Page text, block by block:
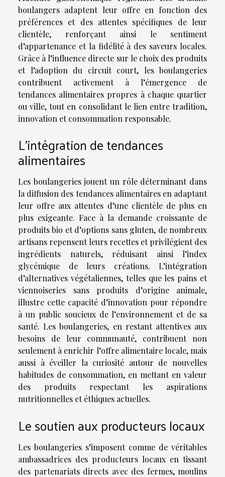
boulangers adaptent leur offre en fonction des
préférences et des attentes spécifiques de leur
clientèle, renforçant ainsi le sentiment
d’appartenance et la fidélité à des saveurs locales.
Grâce à l’influence directe sur le choix des produits
et l’adoption du circuit court, les boulangeries
contribuent activement à l’émergence de
tendances alimentaires propres à chaque quartier
ou ville, tout en consolidant le lien entre tradition,
innovation et consommation responsable.
L’intégration de tendances
alimentaires
Les boulangeries jouent un rôle déterminant dans
la diffusion des tendances alimentaires en adaptant
leur offre aux attentes d’une clientèle de plus en
plus exigeante. Face à la demande croissante de
produits bio et d’options sans gluten, de nombreux
artisans repensent leurs recettes et privilégient des
ingrédients naturels, réduisant ainsi l’index
glycémique de leurs créations. L’intégration
d’alternatives végétaliennes, telles que les pains et
viennoiseries sans produits d’origine animale,
illustre cette capacité d’innovation pour répondre
à un public soucieux de l’environnement et de sa
santé. Les boulangeries, en restant attentives aux
besoins de leur communauté, contribuent non
seulement à enrichir l’offre alimentaire locale, mais
aussi à éveiller la curiosité autour de nouvelles
habitudes de consommation, en mettant en valeur
des produits respectant les aspirations
nutritionnelles et éthiques actuelles.
Le soutien aux producteurs locaux
Les boulangeries s’imposent comme de véritables
ambassadrices des producteurs locaux en tissant
des partenariats directs avec des fermes, moulins